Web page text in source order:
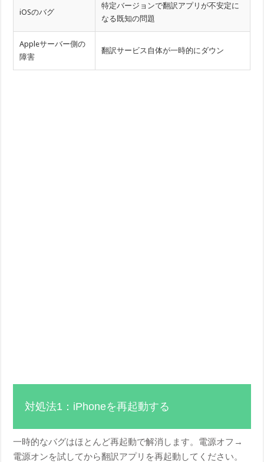
iOSのバグ
特定バージョンで翻訳アプリが不安定に
なる既知の問題
Appleサーバー側の
障害
翻訳サービス自体が一時的にダウン
対処法1：iPhoneを再起動する
一時的なバグはほとんど再起動で解消します。電源オフ→
電源オンを試してから翻訳アプリを再起動してください。